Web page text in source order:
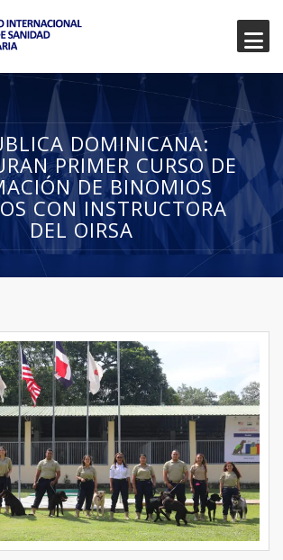
DOMINICANA:
PRIMER CURSO DE
DE BINOMIOS
CON INSTRUCTORA
DEL OIRSA